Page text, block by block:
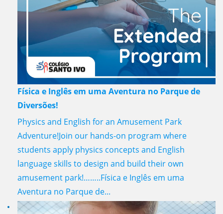
Física e Inglês em uma Aventura no Parque de
Diversões!
Physics and English for an Amusement Park
Adventure!Join our hands-on program where
students apply physics concepts and English
language skills to design and build their own
amusement park!……..Física e Inglês em uma
Aventura no Parque de...